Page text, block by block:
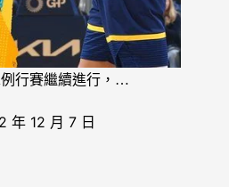
例行賽繼續進行，…
年 12 月 7 日